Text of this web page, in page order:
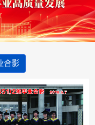
合影